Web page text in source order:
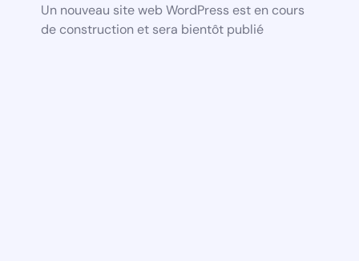
Un nouveau site web WordPress est en cours
de construction et sera bientôt publié